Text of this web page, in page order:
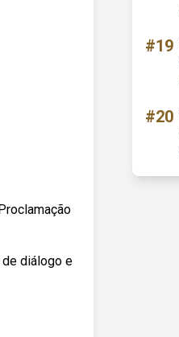
diálogo e
#19
#20